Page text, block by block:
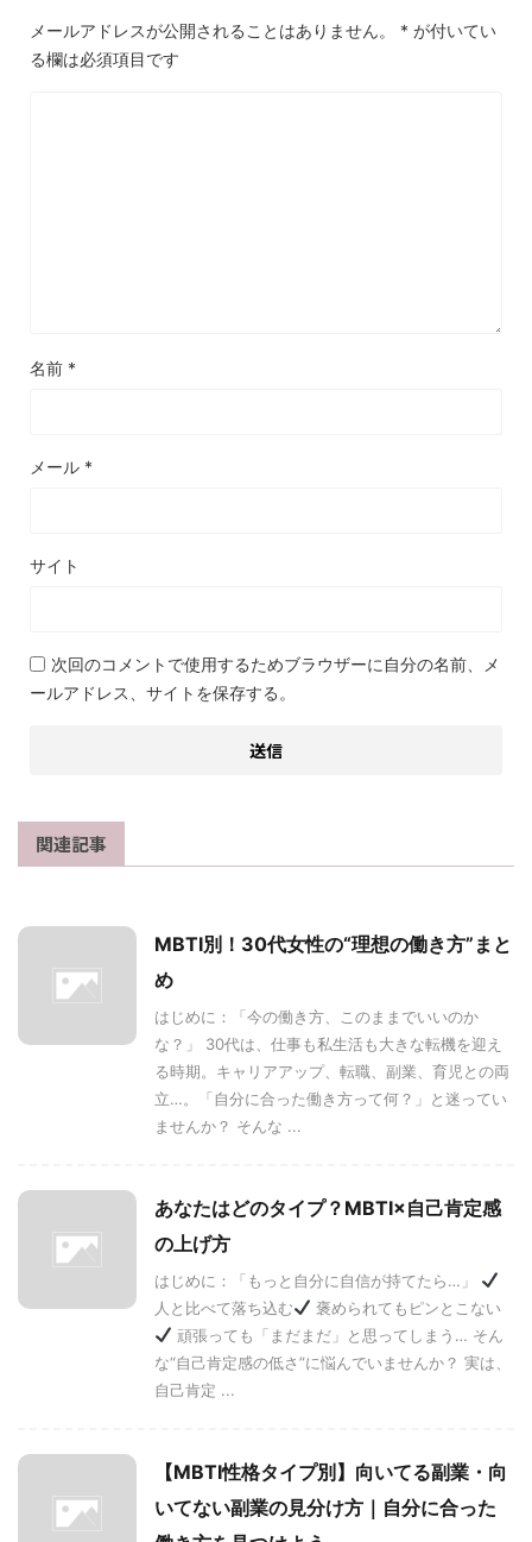
メールアドレスが公開されることはありません。 * が付いてい
る欄は必須項目です
名前 *
メール *
サイト
次回のコメントで使用するためブラウザーに自分の名前、メ
ールアドレス、サイトを保存する。
関連記事
MBTI別！30代女性の“理想の働き方”まと
め
はじめに：「今の働き方、このままでいいのか
な？」 30代は、仕事も私生活も大きな転機を迎え
る時期。キャリアアップ、転職、副業、育児との両
立…。「自分に合った働き方って何？」と迷ってい
ませんか？ そんな ...
あなたはどのタイプ？MBTI×自己肯定感
の上げ方
はじめに：「もっと自分に自信が持てたら…」
人と比べて落ち込む
褒められてもピンとこない
頑張っても「まだまだ」と思ってしまう… そん
な“自己肯定感の低さ”に悩んでいませんか？ 実は、
自己肯定 ...
【MBTI性格タイプ別】向いてる副業・向
いてない副業の見分け方｜自分に合った